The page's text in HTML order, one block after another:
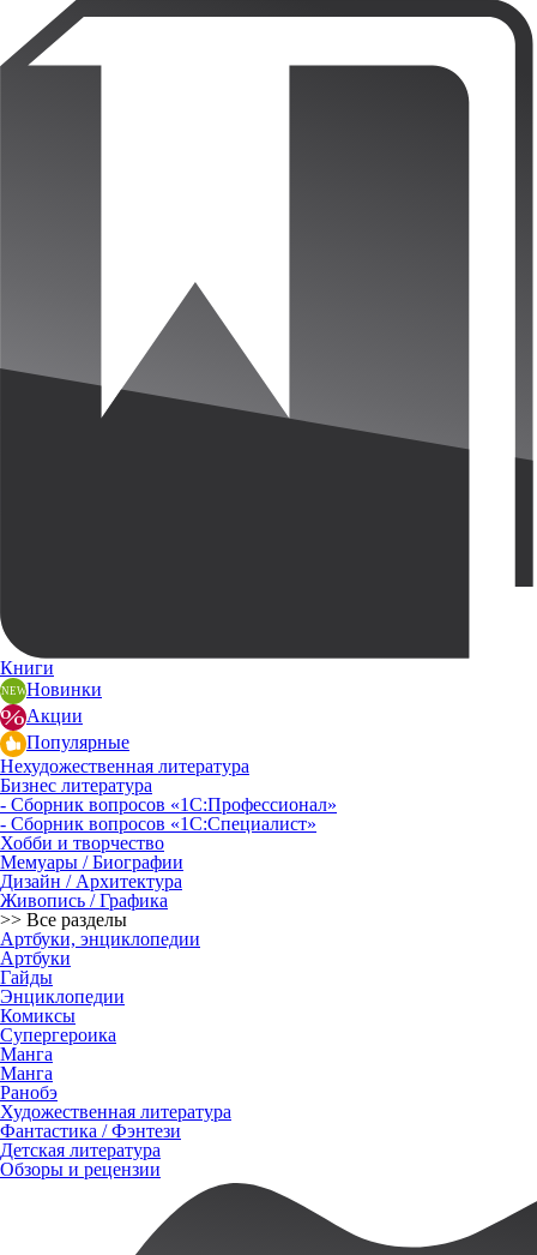
Книги
Новинки
Акции
Популярные
Нехудожественная литература
Бизнес литература
- Сборник вопросов «1С:Профессионал»
- Сборник вопросов «1С:Специалист»
Хобби и творчество
Мемуары / Биографии
Дизайн / Архитектура
Живопись / Графика
>> Все разделы
Артбуки, энциклопедии
Артбуки
Гайды
Энциклопедии
Комиксы
Супергероика
Манга
Манга
Ранобэ
Художественная литература
Фантастика / Фэнтези
Детская литература
Обзоры и рецензии